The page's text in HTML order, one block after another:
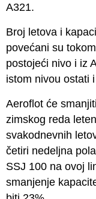
A321.
Broj letova i
povećani su
postojeći nivo i iz
istom nivou ostati
Aeroflot će
zimskog reda
svakodnevnih
četiri nedeljna
SSJ 100 na ovoj
smanjenje